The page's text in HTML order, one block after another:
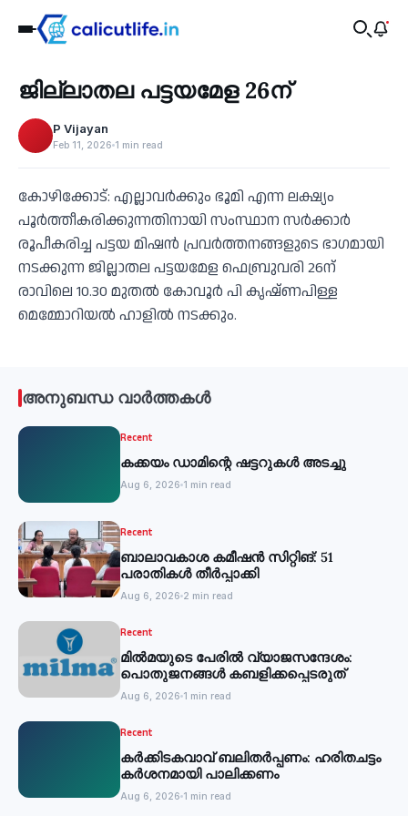
‹
Recent
ജില്ലാതല പട്ടയമേള 26ന്
P Vijayan
Feb 11, 2026 1 min read
കോഴിക്കോട്: എല്ലാവര്‍ക്കും ഭൂമി എന്ന ലക്ഷ്യം
പൂര്‍ത്തീകരിക്കുന്നതിനായി സംസ്ഥാന സര്‍ക്കാര്‍
രൂപീകരിച്ച പട്ടയ മിഷന്‍ പ്രവര്‍ത്തനങ്ങളുടെ ഭാഗമായി
നടക്കുന്ന ജില്ലാതല പട്ടയമേള ഫെബ്രുവരി 26ന്
രാവിലെ 10.30 മുതല്‍ കോവൂര്‍ പി കൃഷ്ണപിള്ള
മെമ്മോറിയല്‍ ഹാളില്‍ നടക്കും.
അനുബന്ധ വാർത്തകൾ
Recent
കക്കയം ഡാമിന്റെ ഷട്ടറുകള്‍ അടച്ചു
Aug 6, 2026 1 min read
Recent
ബാലാവകാശ കമീഷന്‍ സിറ്റിങ്: 51
പരാതികള്‍ തീര്‍പ്പാക്കി
Aug 6, 2026 2 min read
Recent
മില്‍മയുടെ പേരില്‍ വ്യാജസന്ദേശം:
പൊതുജനങ്ങള്‍ കബളിക്കപ്പെടരുത്
Aug 6, 2026 1 min read
Recent
കര്‍ക്കിടകവാവ് ബലിതര്‍പ്പണം: ഹരിതചട്ടം
കര്‍ശനമായി പാലിക്കണം
Aug 6, 2026 1 min read